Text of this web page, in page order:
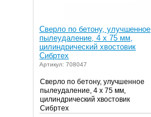
Сверло по бетону, улучшенное
пылеудаление, 4 х 75 мм,
цилиндрический хвостовик
Сибртех
Артикул: 708047
Сверло по бетону, улучшенное
пылеудаление, 4 х 75 мм,
цилиндрический хвостовик
Сибртех